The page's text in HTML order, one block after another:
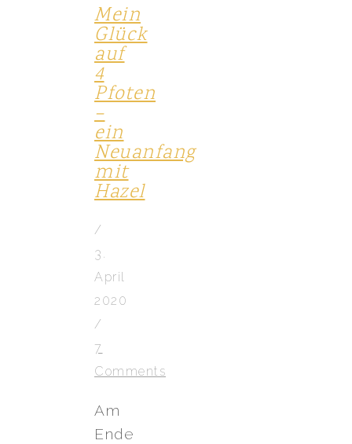
Mein
Glück
auf
4
Pfoten
–
ein
Neuanfang
mit
Hazel
/
3.
April
2020
/
7
Comments
Am
Ende